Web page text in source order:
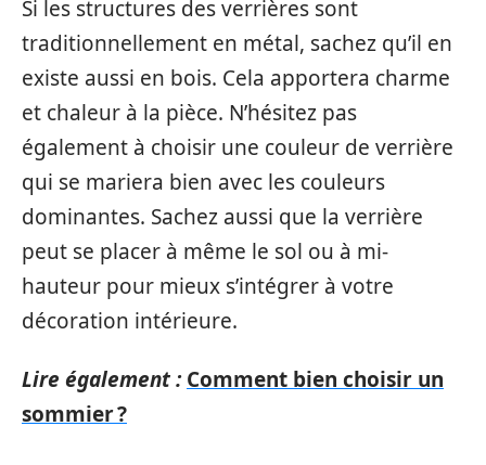
Si les structures des verrières sont
traditionnellement en métal, sachez qu’il en
existe aussi en bois. Cela apportera charme
et chaleur à la pièce. N’hésitez pas
également à choisir une couleur de verrière
qui se mariera bien avec les couleurs
dominantes. Sachez aussi que la verrière
peut se placer à même le sol ou à mi-
hauteur pour mieux s’intégrer à votre
décoration intérieure.
Lire également : Comment bien choisir un
sommier ?